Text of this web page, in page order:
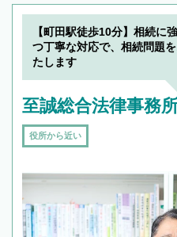
【町田駅徒歩10分】相続に
つ丁寧な対応で、相続問題
たします
至誠総合法律事務
役所から近い